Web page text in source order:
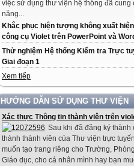
việc sử dụng thư viện hệ thống đã cung
năng...
Khắc phục hiện tượng không xuất
công cụ Violet trên PowerPoint và
Thử nghiệm Hệ thống Kiểm tra Trực
Giai đoạn 1
Xem tiếp
HƯỚNG DẪN SỬ DỤNG THƯ VIỆN
Xác thực Thông tin thành viên trên
Sau khi đã đăng ký thành
thành thành viên của Thư viện trực
muốn tạo trang riêng cho Trường,
Giáo dục, cho cá nhân mình hay bạn